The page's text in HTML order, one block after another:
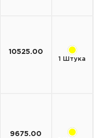
10525.00
1 Штука
9675.00